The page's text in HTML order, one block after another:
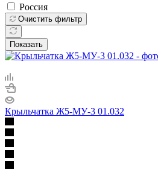
Россия
Очистить фильтр
Показать
Крыльчатка Ж5-МУ-3 01.032